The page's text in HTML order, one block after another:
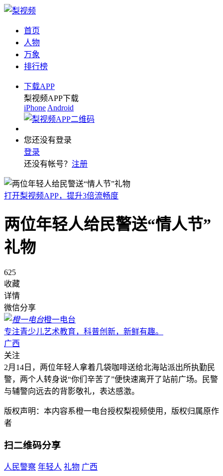
首页
人物
万象
排行榜
下载APP
梨视频APP下载
iPhone Android
您还没有登录
登录
还没有帐号？ 注册
打开梨视频APP，提升3倍流畅度
两位年轻人给民警送“情人节”
礼物
625
收藏
详情
微信分享
橙一电台
专注青少儿艺术教育，科普创新，新鲜有趣。
广西
关注
2月14日，两位年轻人拿着几袋咖啡送给北海站派出所执勤民
警，两个人转身说“你们辛苦了”便快速离开了站前广场。民警
与辅警向远去的背影敬礼，表达感激。
版权声明：本内容系橙一电台授权梨视频使用，版权归属原作
者
扫二维码分享
人民警察 年轻人 礼物 广西